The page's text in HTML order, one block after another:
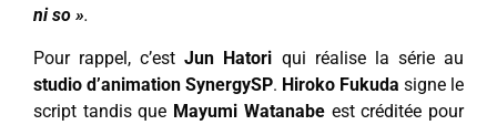
ni so ».
Pour rappel, c’estJun Hatori qui réalise la série au
studio d’animation SynergySP. Hiroko Fukuda signe le
script tandis que Mayumi Watanabeest créditée pour